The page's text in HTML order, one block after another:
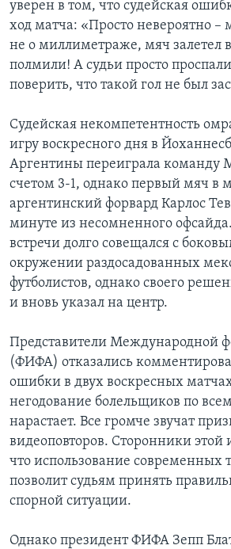
уверен в том, что судейская
ход матча: «Просто невероятно –
не о миллиметраже, мяч залетел
полмили! А судьи просто
поверить, что такой гол не был
Судейская некомпетентность
игру воскресного дня в
Аргентины переиграла команду
счетом 3-1, однако первый мяч в
аргентинский форвард Карлос
минуте из несомненного
встречи долго совещался с
окружении раздосадованных
футболистов, однако своего
и вновь указал на центр.
Представители Международной
(ФИФА) отказались
ошибки в двух воскресных
негодование болельщиков по
нарастает. Все громче звучат
видеоповторов. Сторонники этой
что использование современных
позволит судьям принять
спорной ситуации.
Однако президент ФИФА Зепп